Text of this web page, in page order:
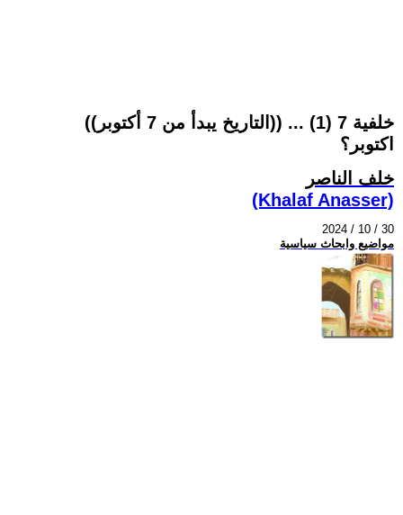
((التاريخ يبدأ من 7 أكتوبر)) ... (1) خلفية 7
اكتوبر؟
خلف الناصر
(Khalaf Anasser)
2024 / 10 / 30
مواضيع وابحاث سياسية